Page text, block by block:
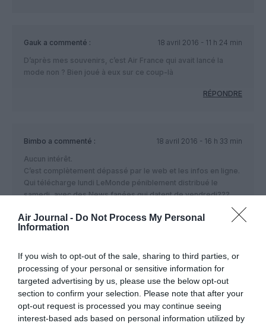
Air Journal - Do Not Process My Personal
Information
If you wish to opt-out of the sale, sharing to third parties, or
processing of your personal or sensitive information for
targeted advertising by us, please use the below opt-out
section to confirm your selection. Please note that after your
opt-out request is processed you may continue seeing
interest-based ads based on personal information utilized by
Gauk a commenté :
18 avril 2016 - 11 h 24 min
D’après mes souvenirs, c’est Air France qui avait lancé la
mode non ? Bien joué à eux sur ce coup-là
RÉPONDRE
Bimbo a commenté :
18 avril 2016 - 16 h 33 min
Aucun intérêt.
C’est complètement dépassé par le web et les infos en ligne.
Qui télécharge lundi LeMonde péniblement distribué le
samedi, avec des News fanées qui datent de vendredi???
RÉPONDRE
LAISSER UN COMMENTAIRE
FAIRE UN DON